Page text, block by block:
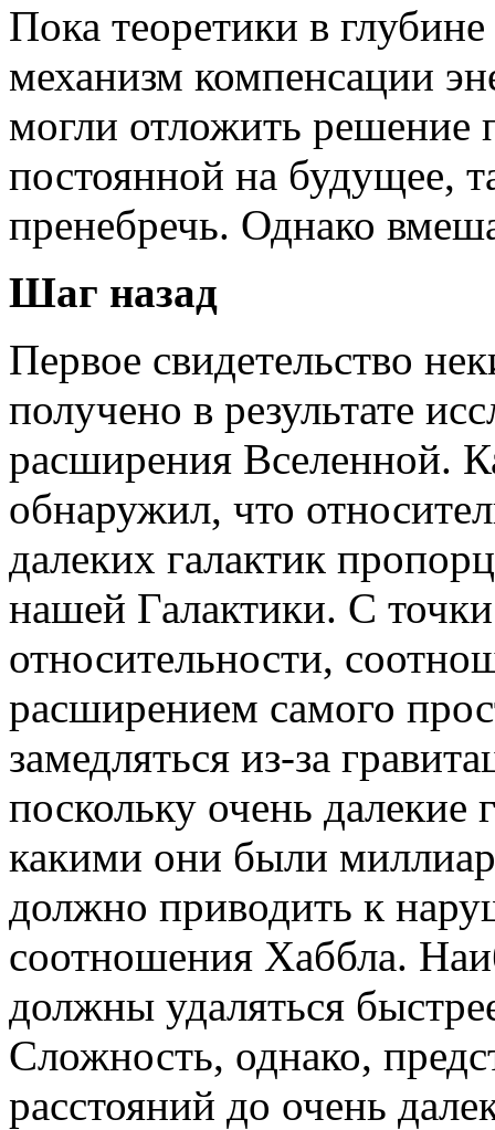
Пока теоретики в
механизм компенсации
могли отложить решение
постоянной на будущее,
пренебречь. Однако
Шаг назад
Первое свидетельство
получено в результате
расширения Вселенной.
обнаружил, что
далеких галактик
нашей Галактики. С
относительности,
расширением самого
замедляться из-за
поскольку очень
какими они были
должно приводить к
соотношения Хаббла.
должны удаляться
Сложность, однако,
расстояний до очень